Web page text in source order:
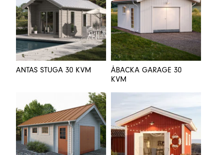
ANTAS STUGA 30 KVM
ÅBACKA GARAGE 30
KVM